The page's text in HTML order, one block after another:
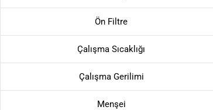
Ön Filtre
Çalışma Sıcaklığı
Çalışma Gerilimi
Menşei